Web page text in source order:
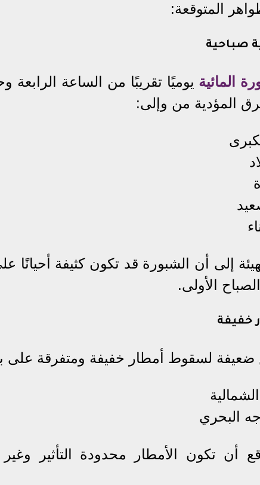
المتوقعة:
صباحية
المائية يوميًا تقريبًا من الساعة الرابعة
المؤدية من وإلى:
إلى أن الشبورة قد تكون كثيفة
الأولى.
خفيفة
لسقوط أمطار خفيفة ومتفرقة
البحري
أن تكون الأمطار محدودة التأثير